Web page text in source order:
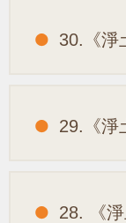
30.《淨
29.《淨
28. 《